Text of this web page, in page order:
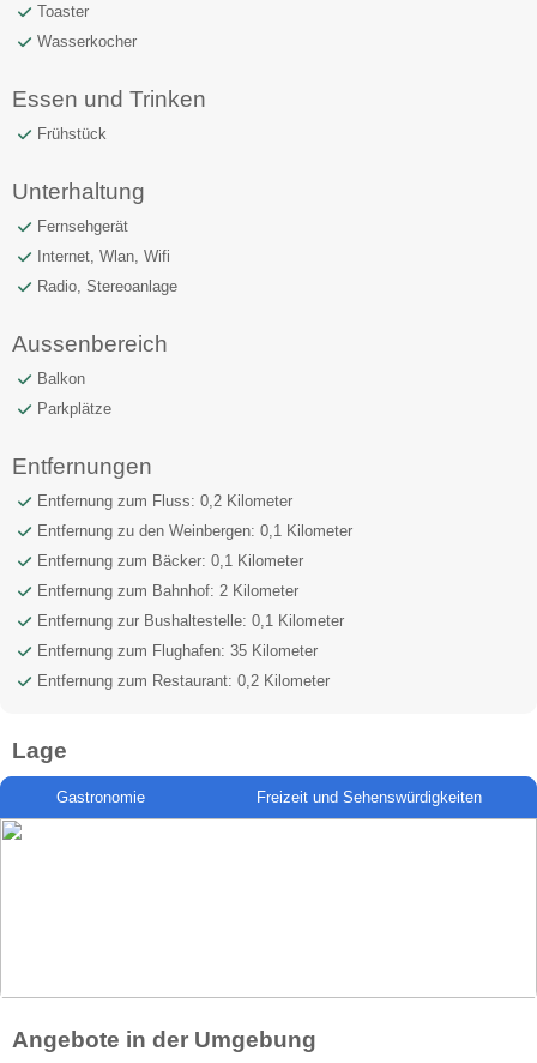
Toaster
Wasserkocher
Essen und Trinken
Frühstück
Unterhaltung
Fernsehgerät
Internet, Wlan, Wifi
Radio, Stereoanlage
Aussenbereich
Balkon
Parkplätze
Entfernungen
Entfernung zum Fluss: 0,2 Kilometer
Entfernung zu den Weinbergen: 0,1 Kilometer
Entfernung zum Bäcker: 0,1 Kilometer
Entfernung zum Bahnhof: 2 Kilometer
Entfernung zur Bushaltestelle: 0,1 Kilometer
Entfernung zum Flughafen: 35 Kilometer
Entfernung zum Restaurant: 0,2 Kilometer
Lage
Gastronomie Freizeit und Sehenswürdigkeiten
Angebote in der Umgebung